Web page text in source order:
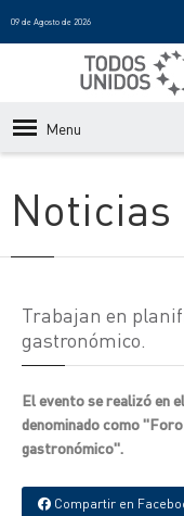
09 de Agosto de 2026
Menu
Noticias
Trabajan en
gastronómico.
El evento se realizó en
denominado como
gastronómico".
Compartir en